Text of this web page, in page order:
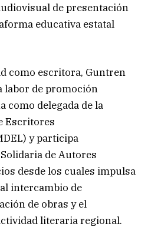
de presentación
educativa estatal
como escritora, Guntren
labor de promoción
como delegada de la
Escritores
y participa
de Autores
desde los cuales impulsa
intercambio de
de obras y el
literaria regional.